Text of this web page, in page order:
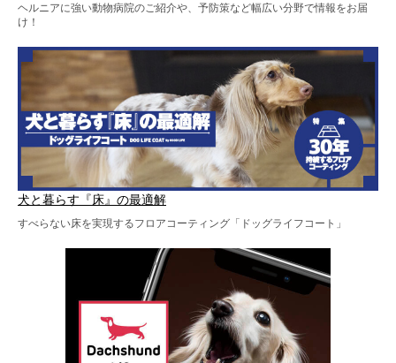
ヘルニアに強い動物病院のご紹介や、予防策など幅広い分野で情報をお届
け！
犬と暮らす『床』の最適解
すべらない床を実現するフロアコーティング「ドッグライフコート」